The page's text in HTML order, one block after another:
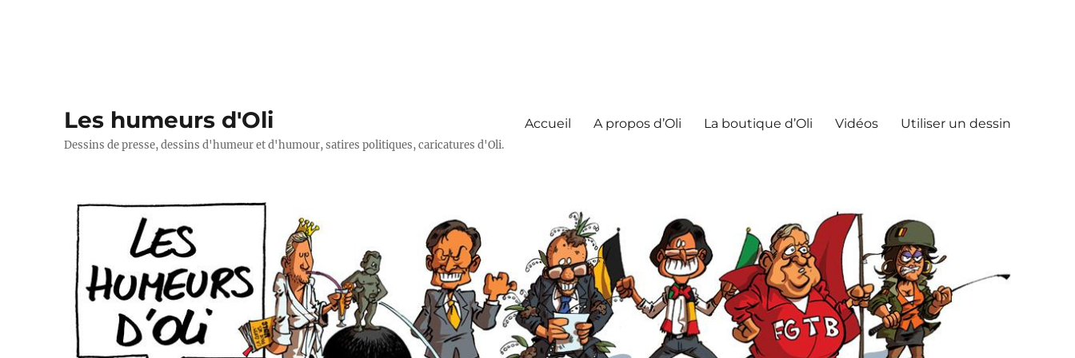
Les humeurs d'Oli
Dessins de presse, dessins d'humeur et d'humour, satires politiques, caricatures d'Oli.
Accueil A propos d’Oli La boutique d’Oli Vidéos Utiliser un dessin